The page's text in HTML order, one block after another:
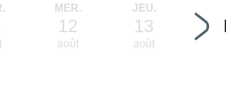
MER.
12
août
JEU.
13
août